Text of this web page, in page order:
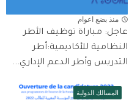
منذ بضع اعوام
عاجل: مباراة توظيف الأطر
النظامية للأكاديمية:أطر
التدريس وأطر الدعم الإداري...
المسالك الدولية